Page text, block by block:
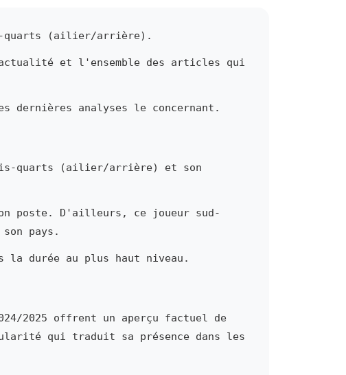
quarts (ailier/arrière).
et l'ensemble des articles qui
analyses le concernant.
quarts (ailier/arrière) et son
poste. D'ailleurs, ce joueur sud-
pays.
durée au plus haut niveau.
2025 offrent un aperçu factuel de
qui traduit sa présence dans les